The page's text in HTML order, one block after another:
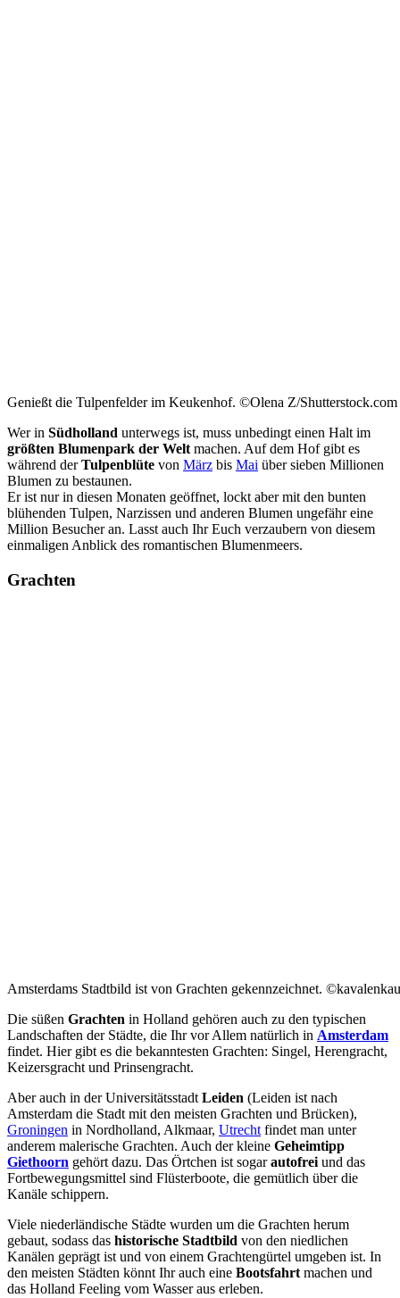
Genießt die Tulpenfelder im Keukenhof. ©Olena Z/Shutterstock.com
Wer in Südholland unterwegs ist, muss unbedingt einen Halt im
größten Blumenpark der Welt machen. Auf dem Hof gibt es
während derTulpenblüte von März bis Mai über sieben Millionen
Blumen zu bestaunen.
Er ist nur in diesen Monaten geöffnet, lockt aber mit den bunten
blühenden Tulpen, Narzissen und anderen Blumen ungefähr eine
Million Besucher an. Lasst auch Ihr Euch verzaubern von diesem
einmaligen Anblick des romantischen Blumenmeers.
Grachten
Amsterdams Stadtbild ist von Grachten gekennzeichnet.
Die süßen Grachten in Holland gehören auch zu den typischen
Landschaften der Städte, die Ihr vor Allem natürlich in Amsterdam
findet. Hier gibt es die bekanntesten Grachten: Singel, Herengracht,
Keizersgracht und Prinsengracht.
Aber auch in der UniversitätsstadtLeiden (Leiden ist nach
Amsterdam die Stadt mit den meisten Grachten und Brücken),
Groningen in Nordholland, Alkmaar, Utrechtfindet man unter
anderem malerische Grachten. Auch der kleine Geheimtipp
Giethoorn gehört dazu. Das Örtchen ist sogarautofreiund das
Fortbewegungsmittel sind Flüsterboote, die gemütlich über die
Kanäle schippern.
Viele niederländische Städte wurden um die Grachten herum
gebaut, sodass das historische Stadtbild von den niedlichen
Kanälen geprägt ist und von einem Grachtengürtel umgeben ist. In
den meisten Städten könnt Ihr auch eine Bootsfahrtmachen und
das Holland Feeling vom Wasser aus erleben.